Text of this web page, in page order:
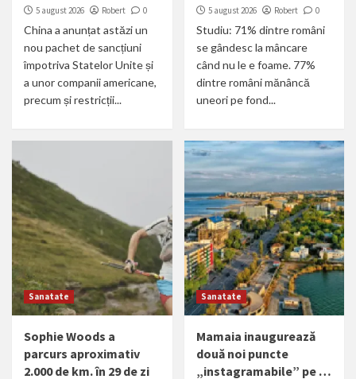
5 august 2026 Robert 0
China a anunțat astăzi un
nou pachet de sancțiuni
împotriva Statelor Unite și
a unor companii americane,
precum și restricții...
5 august 2026 Robert 0
Studiu: 71% dintre români
se gândesc la mâncare
când nu le e foame. 77%
dintre români mănâncă
uneori pe fond...
Sanatate
Sophie Woods a
parcurs aproximativ
2.000 de km. în 29 de zi
Sanatate
Mamaia inaugurează
două noi puncte
„instagramabile” pe …